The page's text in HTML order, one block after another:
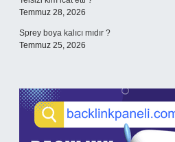
Temmuz 28, 2026
Sprey boya kalıcı mıdır ?
Temmuz 25, 2026